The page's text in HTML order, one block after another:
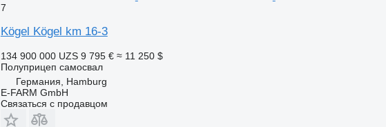
7
Kögel Kögel km 16-3
134 900 000 UZS 9 795 € ≈ 11 250 $
Полуприцеп самосвал
Германия, Hamburg
E-FARM GmbH
Связаться с продавцом